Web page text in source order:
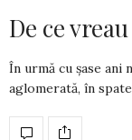
De ce
În urmă cu șase ani
aglomerată, în